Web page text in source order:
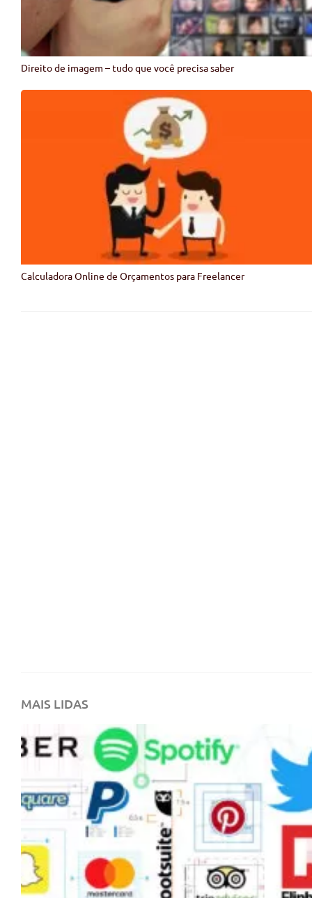
Direito de imagem – tudo que você precisa saber
Calculadora Online de Orçamentos para Freelancer
MAIS LIDAS